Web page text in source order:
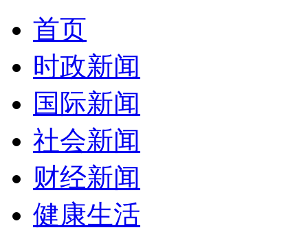
首页
时政新闻
国际新闻
社会新闻
财经新闻
健康生活